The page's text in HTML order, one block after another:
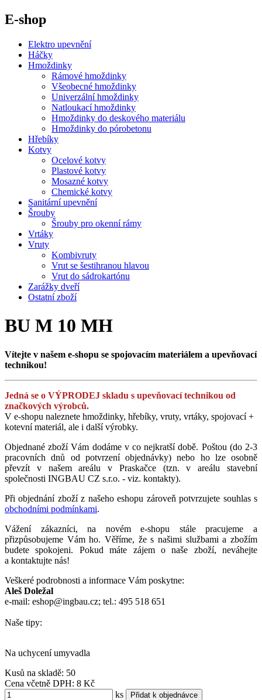
E-shop
Elektro upevnění
Háčky
Hmoždinky
Rámové hmoždinky
Všeobecné hmoždinky
Univerzální hmoždinky
Natloukací hmoždinky
Hmoždinky do deskového materiálu
Hmoždinky do pórobetonu
Hřebíky
Kotvy
Ocelové kotvy
Plastové kotvy
Mosazné kotvy
Chemické kotvy
Sanitární upevnění
Šrouby
Šrouby pro okenní rámy
Vrtáky
Vruty
Kombivruty
Vrut se šestihranou hlavou
Vrut do sádrokartónu
Zarážky dveří
Ostatní zboží
BU M 10 MH
Vítejte v našem e-shopu se spojovacím materiálem a upevňovací
technikou!
Jedná se o VÝPRODEJ skladu s upevňovací technikou od
značkových výrobců.
V e-shopu naleznete hmoždinky, hřebíky, vruty, vrtáky, spojovací +
kotevní materiál, ale i další výrobky.
Objednané zboží Vám dodáme v co nejkratší době. Poštou (do 2-3
pracovních dnů od potvrzení objednávky) nebo ho lze osobně
převzít v našem areálu v Praskačce (tzn. v areálu stavební
společnosti INGBAU CZ s.r.o. - viz. kontakty).
Při objednání zboží z našeho eshopu zároveň potvrzujete souhlas s
obchodními podmínkami.
Vážení zákazníci, na novém e-shopu stále pracujeme a
přizpůsobujeme Vám ho. Věříme, že s našimi službami a zbožím
budete spokojeni. Pokud máte zájem o naše zboží, neváhejte
a kontaktujte nás!
Veškeré podrobnosti a informace Vám poskytne:
Aleš Doležal
e-mail: eshop@ingbau.cz; tel.: 495 518 651
Naše tipy:
Na uchycení umyvadla
Kusů na skladě: 50
Cena včetně DPH: 8 Kč
ks